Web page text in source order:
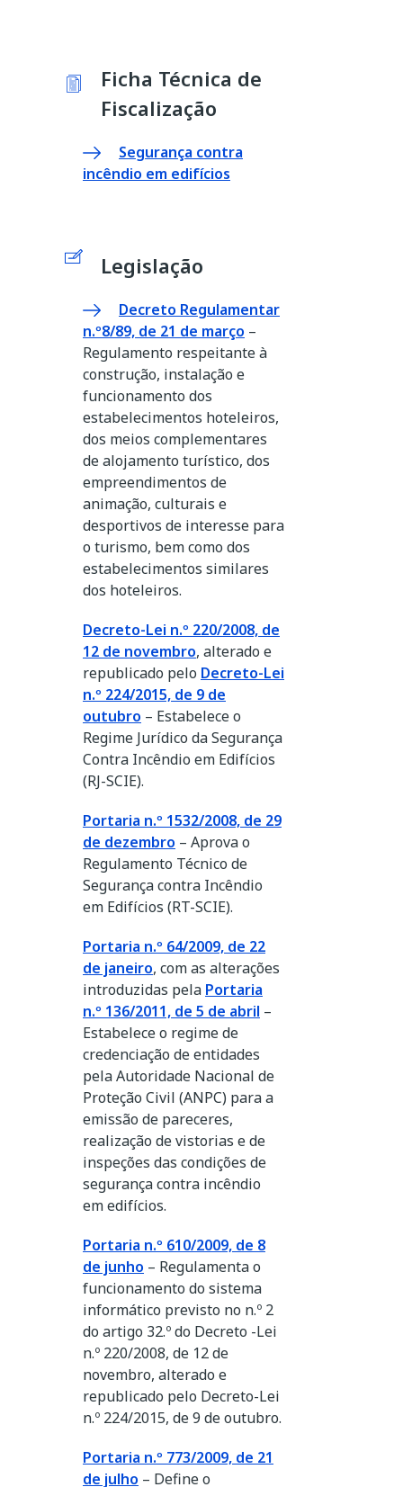
Ficha Técnica de
Fiscalização
Segurança contra
incêndio em edifícios
Legislação
Decreto Regulamentar
n.º8/89, de 21 de março –
Regulamento respeitante à
construção, instalação e
funcionamento dos
estabelecimentos hoteleiros,
dos meios complementares
de alojamento turístico, dos
empreendimentos de
animação, culturais e
desportivos de interesse para
o turismo, bem como dos
estabelecimentos similares
dos hoteleiros.
Decreto-Lei n.º 220/2008, de
12 de novembro, alterado e
republicado pelo Decreto-Lei
n.º 224/2015, de 9 de
outubro – Estabelece o
Regime Jurídico da Segurança
Contra Incêndio em Edifícios
(RJ-SCIE).
Portaria n.º 1532/2008, de 29
de dezembro – Aprova o
Regulamento Técnico de
Segurança contra Incêndio
em Edifícios (RT-SCIE).
Portaria n.º 64/2009, de 22
de janeiro, com as alterações
introduzidas pela Portaria
n.º 136/2011, de 5 de abril –
Estabelece o regime de
credenciação de entidades
pela Autoridade Nacional de
Proteção Civil (ANPC) para a
emissão de pareceres,
realização de vistorias e de
inspeções das condições de
segurança contra incêndio
em edifícios.
Portaria n.º 610/2009, de 8
de junho – Regulamenta o
funcionamento do sistema
informático previsto no n.º 2
do artigo 32.º do Decreto -Lei
n.º 220/2008, de 12 de
novembro, alterado e
republicado pelo Decreto-Lei
n.º 224/2015, de 9 de outubro.
Portaria n.º 773/2009, de 21
de julho – Define o